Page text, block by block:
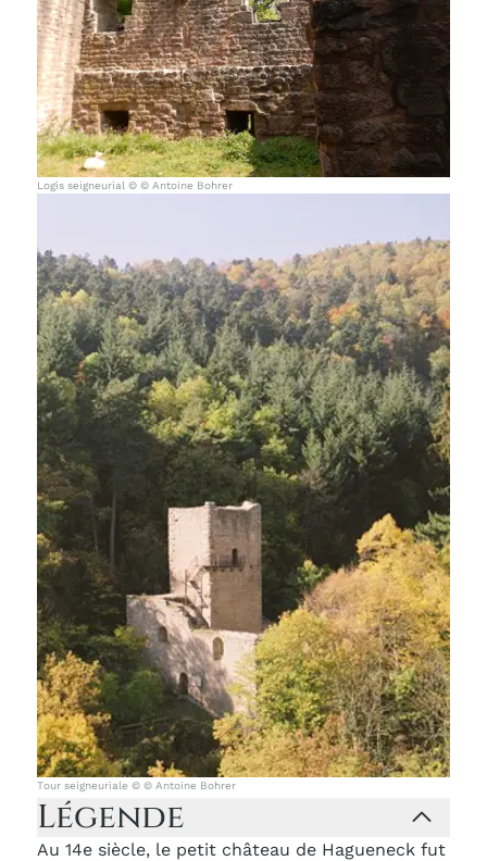
Logis seigneurial © © Antoine Bohrer
Tour seigneuriale © © Antoine Bohrer
Légende
Au 14e siècle, le petit château de Hagueneck fut